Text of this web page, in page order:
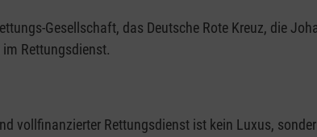
Gesellschaft, das Deutsche Rote Kreuz, die
Rettungsdienst.
vollfinanzierter Rettungsdienst ist kein Luxus,